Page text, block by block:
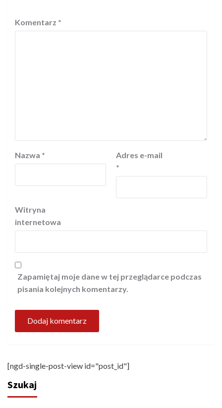
Komentarz *
Nazwa *
Adres e-mail
*
Witryna
internetowa
Zapamiętaj moje dane w tej przeglądarce podczas
pisania kolejnych komentarzy.
[ngd-single-post-view id="post_id"]
Szukaj